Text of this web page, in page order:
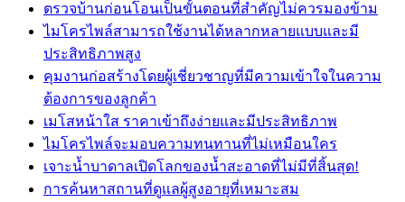
ตรวจบ้านก่อนโอนเป็นขั้นตอนที่สำคัญไม่ควรมองข้าม
ไมโครไพล์สามารถใช้งานได้หลากหลายแบบและมี
ประสิทธิภาพสูง
คุมงานก่อสร้างโดยผู้เชี่ยวชาญที่มีความเข้าใจในความ
ต้องการของลูกค้า
เมโสหน้าใส ราคาเข้าถึงง่ายและมีประสิทธิภาพ
ไมโครไพล์จะมอบความทนทานที่ไม่เหมือนใคร
เจาะน้ำบาดาลเปิดโลกของน้ำสะอาดที่ไม่มีที่สิ้นสุด!
การค้นหาสถานที่ดูแลผู้สูงอายุที่เหมาะสม